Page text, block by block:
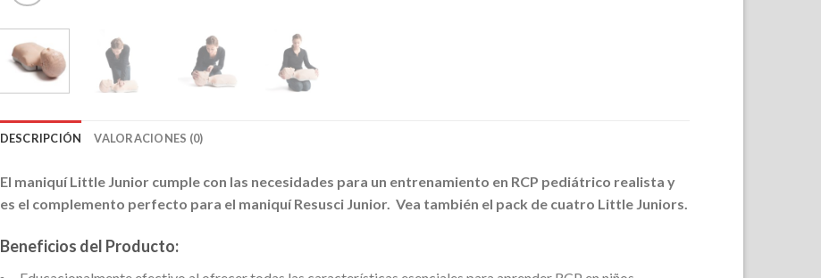
DESCRIPCIÓN VALORACIONES (0)
El maniquí Little Junior cumple con las necesidades para un entrenamiento en RCP pediátrico realista y
es el complemento perfecto para el maniquí Resusci Junior. Vea también el pack de cuatro Little Juniors.
Beneficios del Producto: